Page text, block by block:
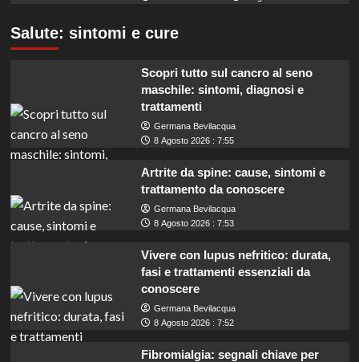
Salute: sintomi e cure
Scopri tutto sul cancro al seno
maschile: sintomi, diagnosi e
trattamenti
Germana Bevilacqua
8 Agosto 2026 : 7:55
Artrite da spine: cause, sintomi e
trattamento da conoscere
Germana Bevilacqua
8 Agosto 2026 : 7:53
Vivere con lupus nefritico: durata,
fasi e trattamenti essenziali da
conoscere
Germana Bevilacqua
8 Agosto 2026 : 7:52
Fibromialgia: segnali chiave per